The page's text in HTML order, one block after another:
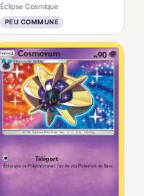
Éclipse Cosmique
PEU COMMUNE